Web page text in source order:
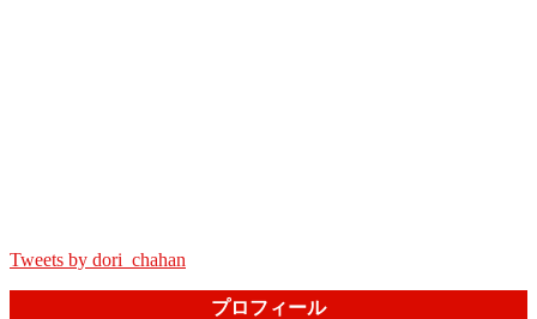
Tweets by dori_chahan
プロフィール